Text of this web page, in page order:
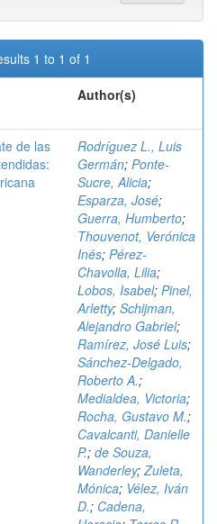
1 to 1 of 1
Author(s)
de las
Rodríguez L., Luis
Germán; Ponte-
Sucre, Alicia;
Esparza, José;
Guerra, Humberto;
Thouvenot, Verónica
Inés; Pérez-
Chavolla, Lilia;
Lobos, Isabel; Pinel,
Arletty; Schijman,
Alejandro Gabriel;
Ramírez, José Luis;
Sánchez-Delgado,
Roberto A.;
Medialdea, Victoria;
Rocha, Gustavo M.;
Cavalcanti, Danielle
P.; de Souza,
Wanderley;Zuleta,
Mónica; Vélez, Iván
D.; Cadena,